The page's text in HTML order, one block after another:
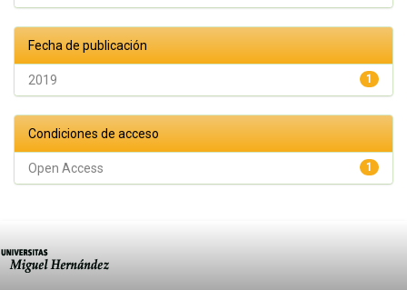
Fecha de publicación
1
2019
Condiciones de acceso
1
Open Access